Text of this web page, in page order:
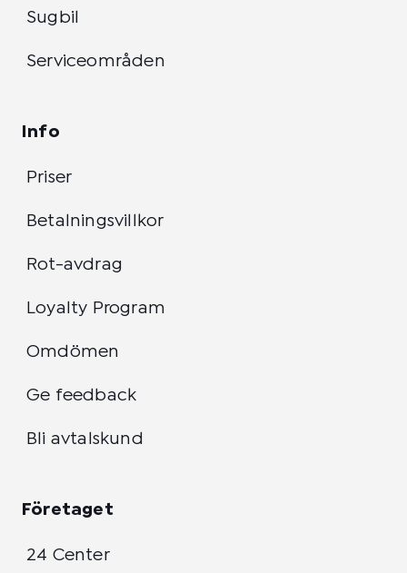
Sugbil
Serviceområden
Info
Priser
Betalningsvillkor
Rot-avdrag
Loyalty Program
Omdömen
Ge feedback
Bli avtalskund
Företaget
24 Center